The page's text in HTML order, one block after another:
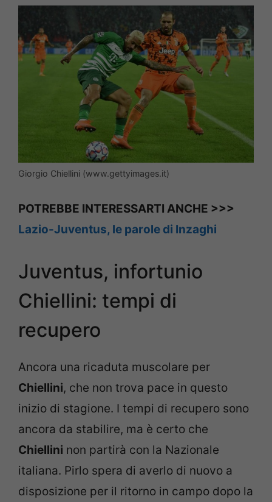
Giorgio Chiellini (www.gettyimages.it)
POTREBBE INTERESSARTI ANCHE >>>
Lazio-Juventus, le parole di Inzaghi
Juventus, infortunio
Chiellini: tempi di
recupero
Ancora una ricaduta muscolare per
Chiellini, che non trova pace in questo
inizio di stagione. I tempi di recupero sono
ancora da stabilire, ma è certo che
Chiellini non partirà con la Nazionale
italiana. Pirlo spera di averlo di nuovo a
disposizione per il ritorno in campo dopo la